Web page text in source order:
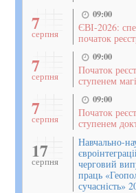
7
серпня
09:00
ЄВІ-2026:
початок
7
серпня
09:00
Початок
ступенем
7
серпня
09:00
Початок
ступенем
17
серпня
Навчально-
черговий
праць
сучасність»